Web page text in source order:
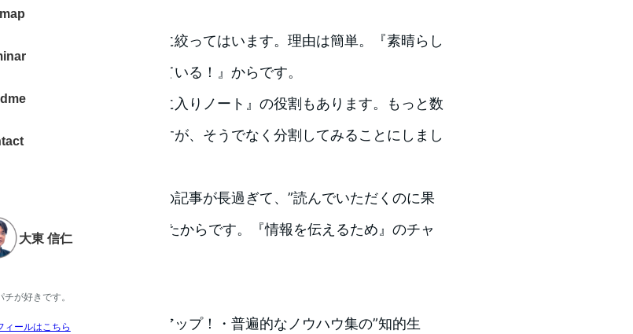
大東 信仁
チが好きです。
ィールはこちら
いたんです。
は良いっ！て感じた情報に絞ってはいます。理由は簡単。『素晴らし
報をみなさんが発信されている！』からです。
レポはモノクロの『お気に入りノート』の役割もあります。もっと数
る方法もあるかも．．ですが、そうでなく分割してみることにしまし
までのスタイルだと一つの記事が長過ぎて、”読んでいただくのに果
て良いかのか？”そう感じたからです。『情報を伝えるため』のチャ
ジです。
方は3つ
特に”おおお！”なピックアップ！・普遍的なノウハウ集の”知的生